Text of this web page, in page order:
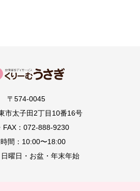
〒574-0045
市太子田2丁目10番16号
FAX：072-888-9230
間：10:00〜18:00
曜日・お盆・年末年始